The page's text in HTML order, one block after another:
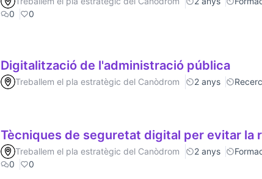
0
0
Digitalització de l'administració pública
Treballem el pla estratègic del Canòdrom 2 anys
Tècniques de seguretat digital per evitar la
Treballem el pla estratègic del Canòdrom 2 anys
0
0